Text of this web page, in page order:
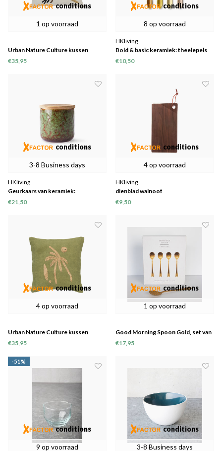
1 op voorraad
conditions
Urban Nature Culture kussen
Minimalism
€35,95
8 op voorraad
conditions
HKliving
Bold & basic keramiek: theelepels
(set van 4)
€10,50
3-8 Business days
conditions
HKliving
Geurkaars van keramiek:
bloemenboudoir
€21,50
4 op voorraad
conditions
HKliving
dienblad walnoot
€9,50
4 op voorraad
conditions
Urban Nature Culture kussen
Palmeira
€35,95
1 op voorraad
conditions
Good Morning Spoon Gold, set van
4 in geschenkverpakking
€17,95
-51%
9 op voorraad
conditions
3-8 Business days
conditions